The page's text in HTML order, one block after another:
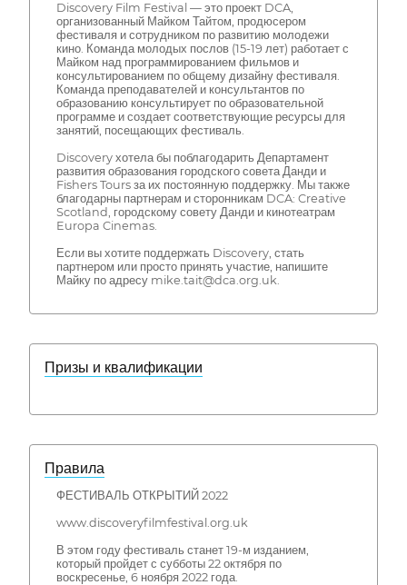
Discovery Film Festival — это проект DCA,
организованный Майком Тайтом, продюсером
фестиваля и сотрудником по развитию молодежи
кино. Команда молодых послов (15-19 лет) работает с
Майком над программированием фильмов и
консультированием по общему дизайну фестиваля.
Команда преподавателей и консультантов по
образованию консультирует по образовательной
программе и создает соответствующие ресурсы для
занятий, посещающих фестиваль.
Discovery хотела бы поблагодарить Департамент
развития образования городского совета Данди и
Fishers Tours за их постоянную поддержку. Мы также
благодарны партнерам и сторонникам DCA: Creative
Scotland, городскому совету Данди и кинотеатрам
Europa Cinemas.
Если вы хотите поддержать Discovery, стать
партнером или просто принять участие, напишите
Майку по адресу mike.tait@dca.org.uk.
Призы и квалификации
Правила
ФЕСТИВАЛЬ ОТКРЫТИЙ 2022
www.discoveryfilmfestival.org.uk
В этом году фестиваль станет 19-м изданием,
который пройдет с субботы 22 октября по
воскресенье, 6 ноября 2022 года.